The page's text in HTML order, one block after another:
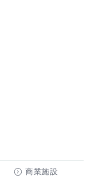
商業施設